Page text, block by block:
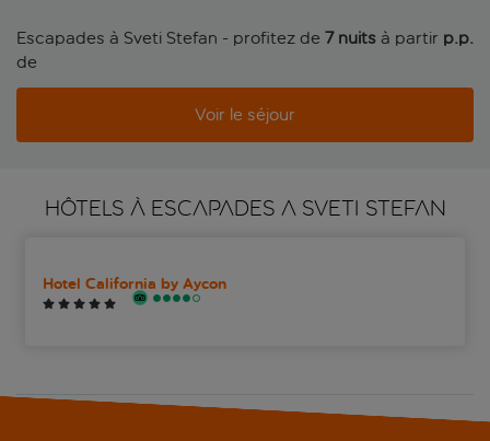
Escapades à Sveti Stefan - profitez de 7 nuits à partir
de
p.p.
Voir le séjour
HÔTELS À ESCAPADES A SVETI STEFAN
Hotel California by Aycon